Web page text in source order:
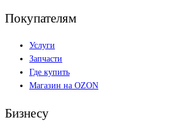
Покупателям
Услуги
Запчасти
Где купить
Магазин на OZON
Бизнесу